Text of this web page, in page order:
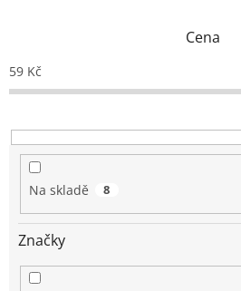
p
r
o
u
Cena
59 Kč
Na skladě 8
Značky